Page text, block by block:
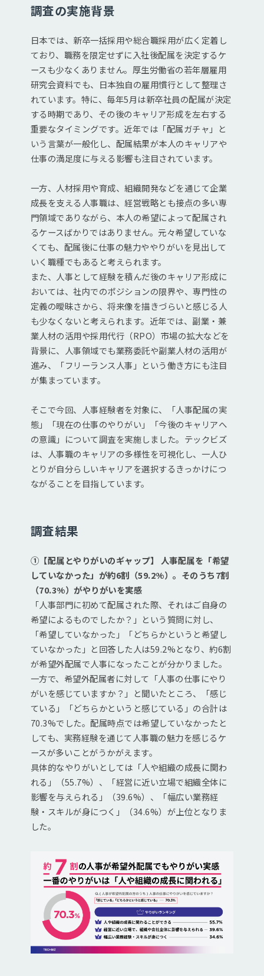
調査の実施背景
日本では、新卒一括採用や総合職採用が広く定着し
ており、職務を限定せずに入社後配属を決定するケ
ースも少なくありません。厚生労働省の若年層雇用
研究会資料でも、日本独自の雇用慣行として整理さ
れています。特に、毎年5月は新卒社員の配属が決定
する時期であり、その後のキャリア形成を左右する
重要なタイミングです。近年では「配属ガチャ」と
いう言葉が一般化し、配属結果が本人のキャリアや
仕事の満足度に与える影響も注目されています。
一方、人材採用や育成、組織開発などを通じて企業
成長を支える人事職は、経営戦略とも接点の多い専
門領域でありながら、本人の希望によって配属され
るケースばかりではありません。元々希望していな
くても、配属後に仕事の魅力ややりがいを見出して
いく職種でもあると考えられます。
また、人事として経験を積んだ後のキャリア形成に
おいては、社内でのポジションの限界や、専門性の
定義の曖昧さから、将来像を描きづらいと感じる人
も少なくないと考えられます。近年では、副業・兼
業人材の活用や採用代行（RPO）市場の拡大などを
背景に、人事領域でも業務委託や副業人材の活用が
進み、「フリーランス人事」という働き方にも注目
が集まっています。
そこで今回、人事経験者を対象に、「人事配属の実
態」「現在の仕事のやりがい」「今後のキャリアへ
の意識」について調査を実施しました。テックビズ
は、人事職のキャリアの多様性を可視化し、一人ひ
とりが自分らしいキャリアを選択するきっかけにつ
ながることを目指しています。
調査結果
①【配属とやりがいのギャップ】 人事配属を「希望
していなかった」が約6割（59.2%）。そのうち7割
（70.3%）がやりがいを実感
「人事部門に初めて配属された際、それはご自身の
希望によるものでしたか？」という質問に対し、
「希望していなかった」「どちらかというと希望し
ていなかった」と回答した人は59.2%となり、約6割
が希望外配属で人事になったことが分かりました。
一方で、希望外配属者に対して「人事の仕事にやり
がいを感じていますか？」と聞いたところ、「感じ
ている」「どちらかというと感じている」の合計は
70.3%でした。配属時点では希望していなかったと
しても、実務経験を通じて人事職の魅力を感じるケ
ースが多いことがうかがえます。
具体的なやりがいとしては「人や組織の成長に関わ
れる」（55.7%）、「経営に近い立場で組織全体に
影響を与えられる」（39.6%）、「幅広い業務経
験・スキルが身につく」（34.6%）が上位となりま
した。